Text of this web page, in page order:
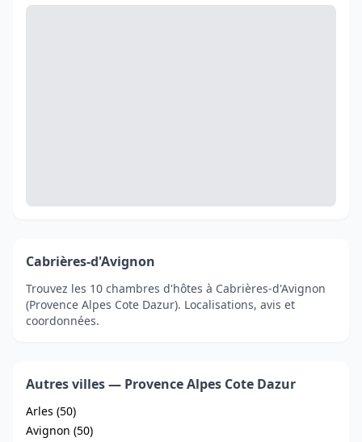
Cabrières-d'Avignon
Trouvez les 10 chambres d'hôtes à Cabrières-d'Avignon
(Provence Alpes Cote Dazur). Localisations, avis et
coordonnées.
Autres villes — Provence Alpes Cote Dazur
Arles (50)
Avignon (50)